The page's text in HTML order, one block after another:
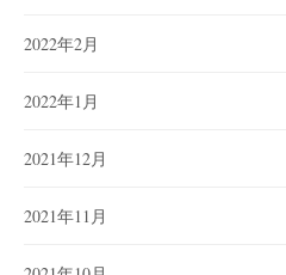
2022年2月
2022年1月
2021年12月
2021年11月